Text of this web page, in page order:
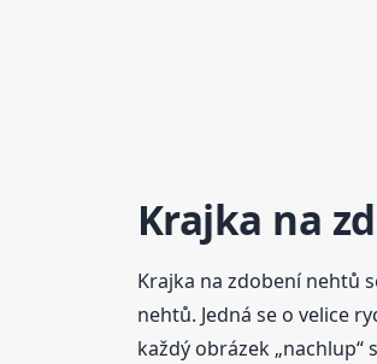
Krajka na
Krajka na zdobení nehtů
nehtů. Jedná se o velice
každý obrázek „nachlup“